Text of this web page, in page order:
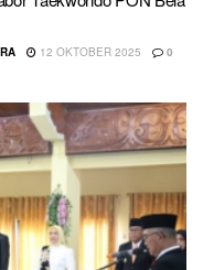
12 OKTOBER 2025 0